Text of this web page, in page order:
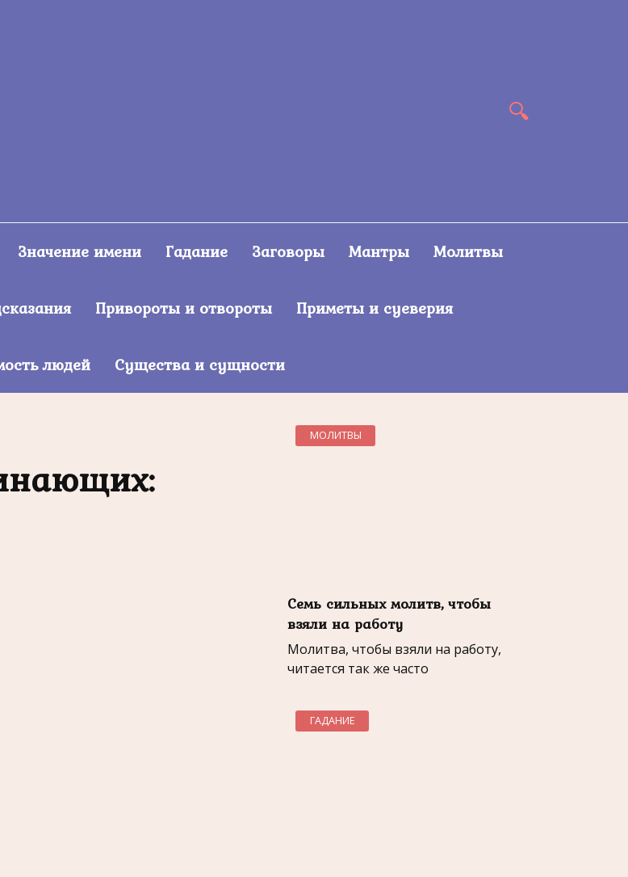
Значение имени Гадание Заговоры Мантры Молитвы
Привороты и отвороты Приметы и суеверия
людей Существа и сущности
МОЛИТВЫ
Семь сильных молитв, чтобы
взяли на работу
Молитва, чтобы взяли на работу,
читается так же часто
ГАДАНИЕ